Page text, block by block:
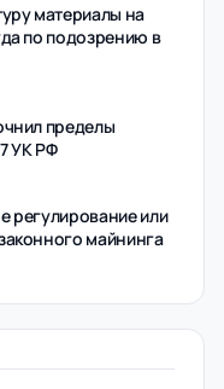
материалы на
по подозрению в
пределы
УК РФ
регулирование или
майнинга